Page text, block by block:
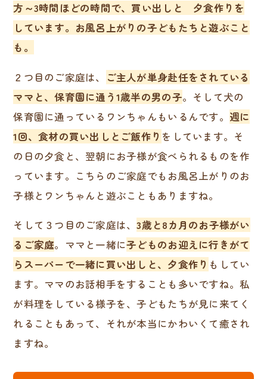
方～3時間ほどの時間で、買い出しと 夕食作りを
しています。お風呂上がりの子どもたちと遊ぶこと
も。
２つ目のご家庭は、
ご主人が単身赴任をされている
ママと、保育園に通う1歳半の男の子。そして犬の
保育園に通っているワンちゃんもいるんです。 週に
1回、食材の買い出しとご飯作り をしています。そ
の日の夕食と、翌朝にお子様が食べられるものを作
っています。こちらのご家庭でもお風呂上がりのお
子様とワンちゃんと遊ぶこともありますね。
そして３つ目のご家庭は、3歳と8カ月のお子様がい
るご家庭。ママと一緒に子どものお迎えに行きがて
らスーパーで一緒に買い出しと、 夕食作り もしてい
ます。ママのお話相手をすることも多いですね。私
が料理をしている様子を、子どもたちが見に来てく
れることもあって、それが本当にかわいくて癒され
ますね。